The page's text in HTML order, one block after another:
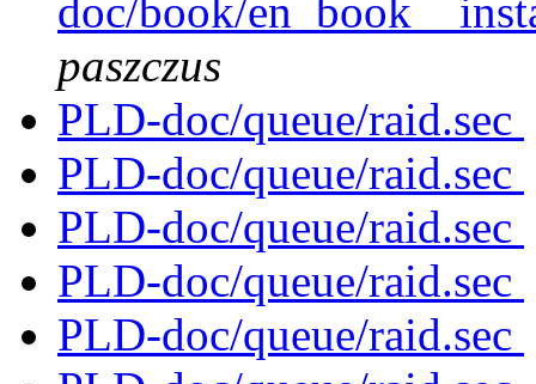
doc/book/
paszczus
PLD-doc/queue/raid.sec
PLD-doc/queue/raid.sec
PLD-doc/queue/raid.sec
PLD-doc/queue/raid.sec
PLD-doc/queue/raid.sec